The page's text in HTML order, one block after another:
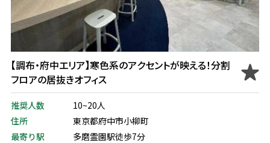
【調布・府中エリア】寒色系のアクセントが映える！分割
フロアの居抜きオフィス
推奨人数
10~20人
住所
東京都府中市小柳町
最寄り駅
多磨霊園駅徒歩7分